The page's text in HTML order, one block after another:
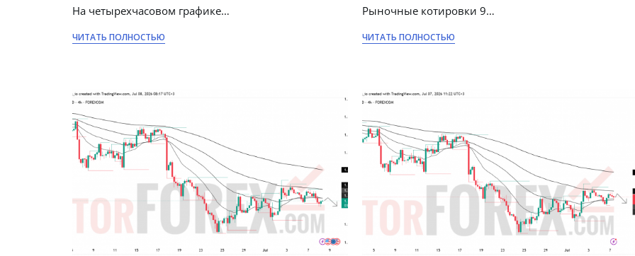
На четырехчасовом графике…
ЧИТАТЬ ПОЛНОСТЬЮ
Рыночные котировки 9…
ЧИТАТЬ ПОЛНОСТЬЮ